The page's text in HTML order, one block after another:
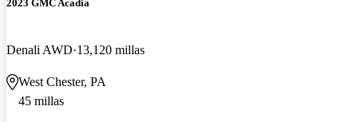
2023 GMC Acadia
Denali AWD 13,120 millas
West Chester, PA
45 millas